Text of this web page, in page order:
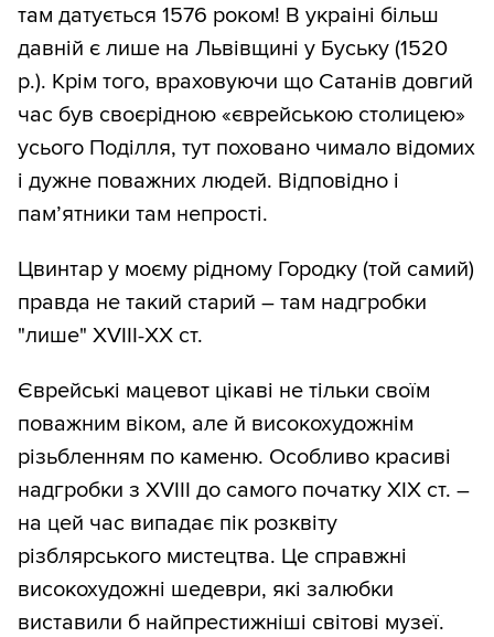
там датується 1576 роком! В украіні більш
давній є лише на Львівщині у Буську (1520
р.). Крім того, враховуючи що Сатанів довгий
час був своєрідною «єврейською столицею»
усього Поділля, тут поховано чимало відомих
і дужне поважних людей. Відповідно і
пам’ятники там непрості.
Цвинтар у моєму рідному Городку (той самий)
правда не такий старий – там надгробки
"лише" XVIII-ХХ cт.
Єврейські мацевот цікаві не тільки своїм
поважним віком, але й високохудожнім
різьбленням по каменю. Особливо красиві
надгробки з XVIII до самого початку ХІХ ст. –
на цей час випадає пік розквіту
різблярського мистецтва. Це справжні
високохудожні шедеври, які залюбки
виставили б найпрестижніші світові музеї.